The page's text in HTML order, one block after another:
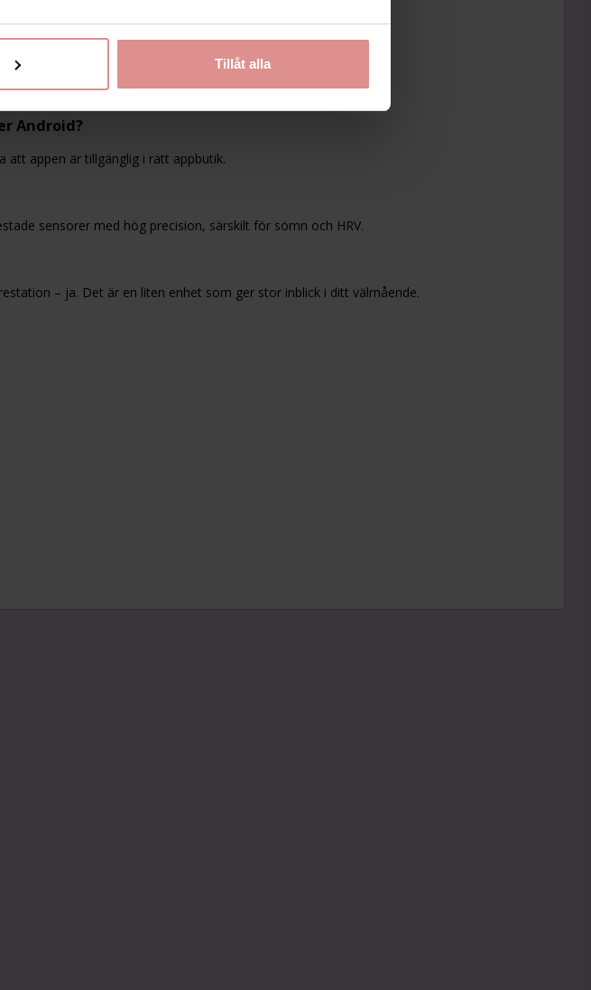
Tillåt alla
Android?
att appen är tillgänglig i rätt appbutik.
sensorer med hög precision, särskilt för sömn och HRV.
– ja. Det är en liten enhet som ger stor inblick i ditt välmående.